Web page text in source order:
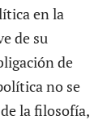
en la
de su
de
no se
la filosofía,